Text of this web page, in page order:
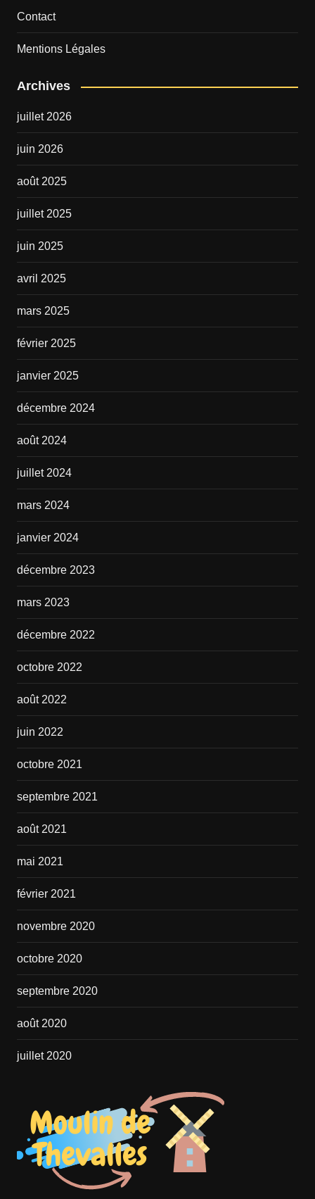
Contact
Mentions Légales
Archives
juillet 2026
juin 2026
août 2025
juillet 2025
juin 2025
avril 2025
mars 2025
février 2025
janvier 2025
décembre 2024
août 2024
juillet 2024
mars 2024
janvier 2024
décembre 2023
mars 2023
décembre 2022
octobre 2022
août 2022
juin 2022
octobre 2021
septembre 2021
août 2021
mai 2021
février 2021
novembre 2020
octobre 2020
septembre 2020
août 2020
juillet 2020